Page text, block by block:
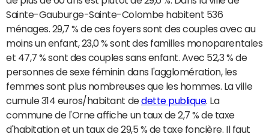
Sainte-Gauburge-Sainte-Colombe habitent 536
ménages. 29,7 % de ces foyers sont des couples avec au
moins un enfant, 23,0 % sont des familles monoparentales
et 47,7 % sont des couples sans enfant. Avec 52,3 % de
personnes de sexe féminin dans l'agglomération, les
femmes sont plus nombreuses que les hommes. La ville
cumule 314 euros/habitant dedette publique. La
commune de l'Orne affiche un taux de 2,7 % de taxe
d'habitation et un taux de 29,5 % de taxe foncière. Il faut